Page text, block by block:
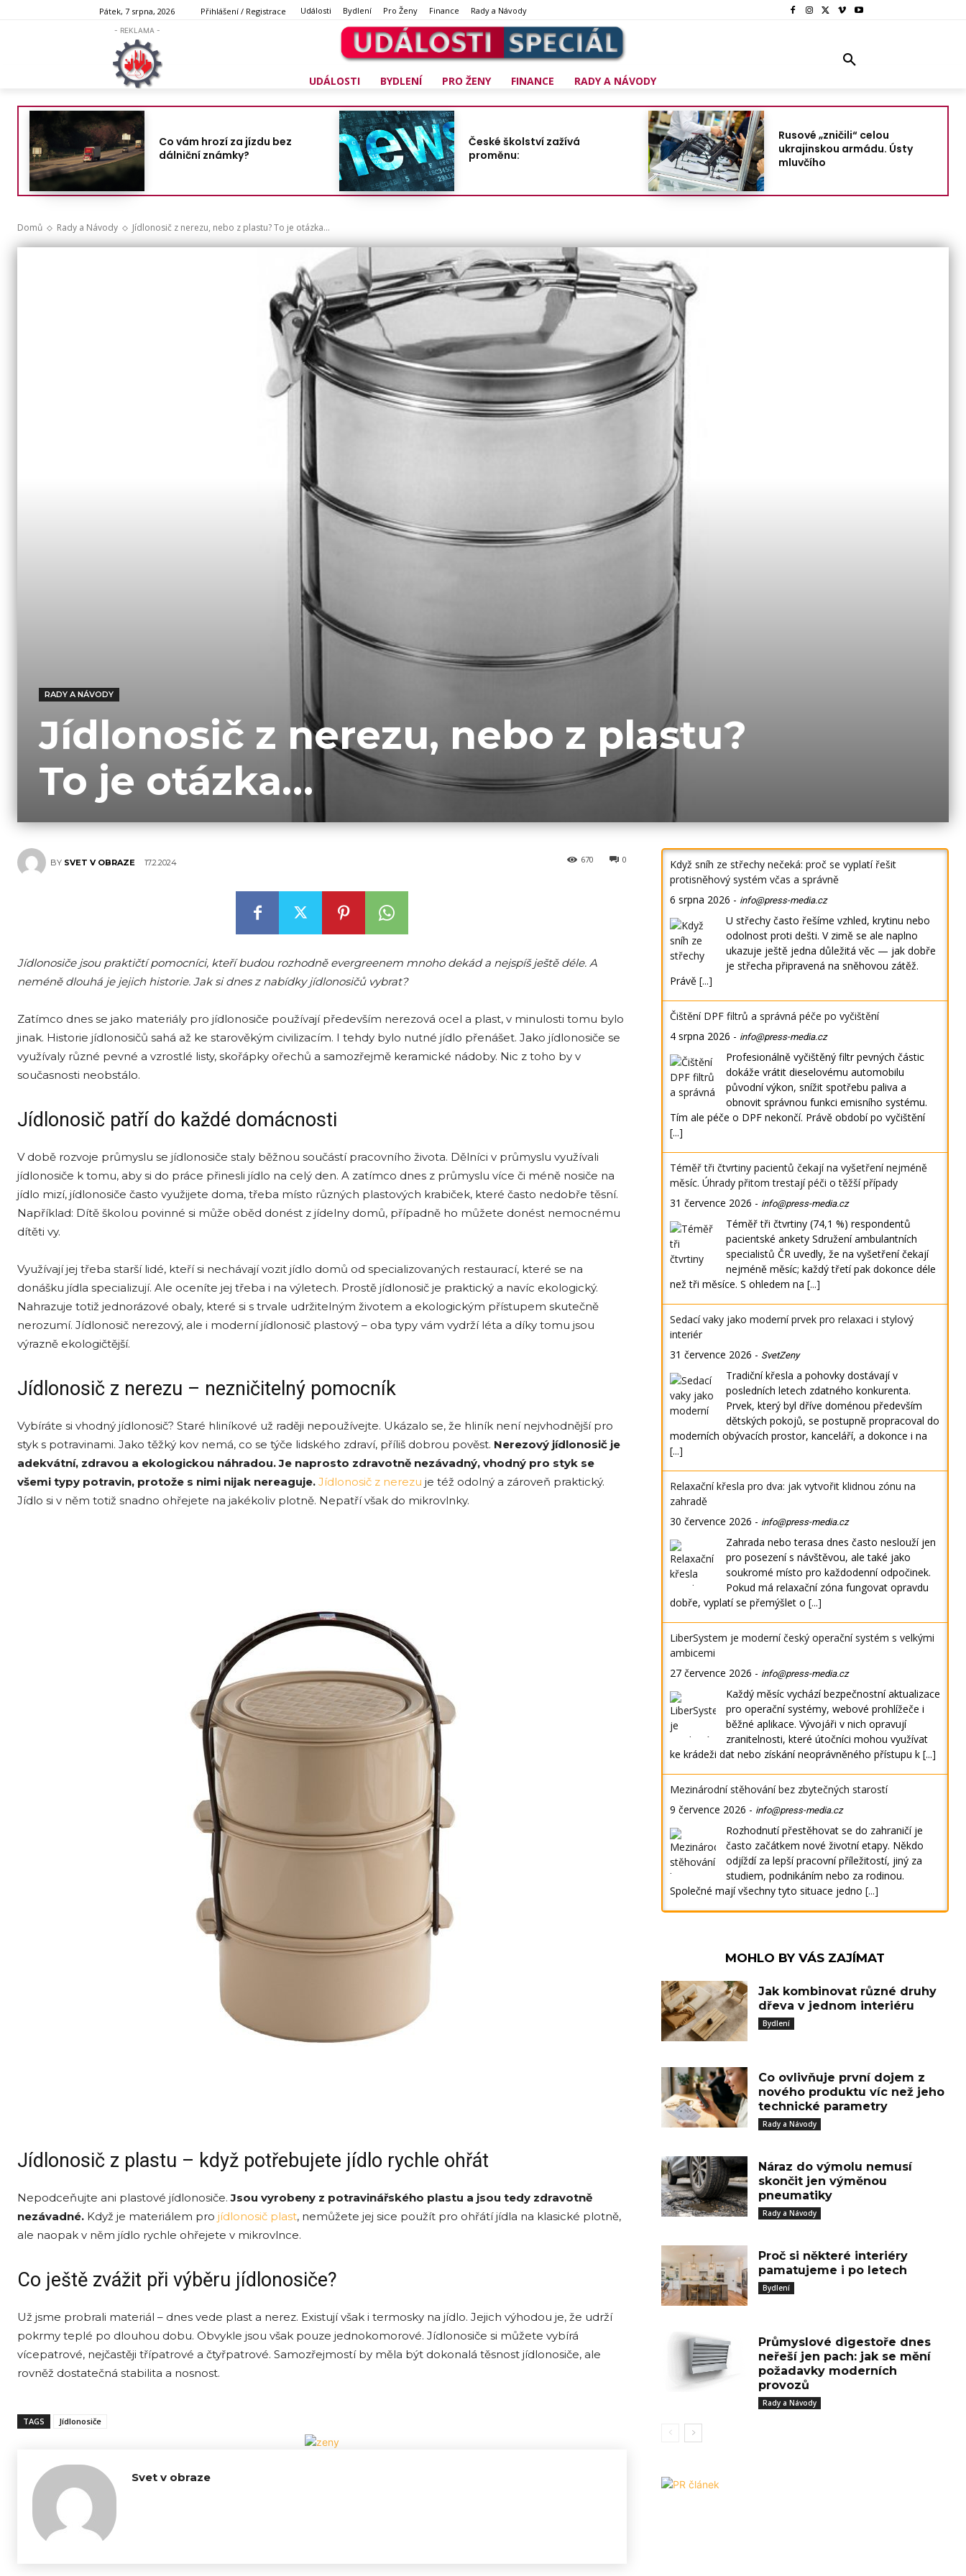
Pátek, 7 srpna, 2026 Přihlášení / Registrace Události Bydlení Pro Ženy Finance Rady a Návody
- REKLAMA -
UDÁLOSTI BYDLENÍ PRO ŽENY FINANCE RADY A NÁVODY
Co vám hrozí za jízdu bez
dálniční známky?
České školství zažívá
proměnu:
Rusové „zničili“ celou
ukrajinskou armádu. Ústy
mluvčího
Domů Rady a Návody Jídlonosič z nerezu, nebo z plastu? To je otázka…
RADY A NÁVODY
Jídlonosič z nerezu, nebo z plastu?
To je otázka…
BY SVET V OBRAZE 17.2.2024 0
670
Jídlonosiče jsou praktičtí pomocníci, kteří budou rozhodně evergreenem mnoho dekád a nejspíš ještě déle. A
neméně dlouhá je jejich historie. Jak si dnes z nabídky jídlonosičů vybrat?
Zatímco dnes se jako materiály pro jídlonosiče používají především nerezová ocel a plast, v minulosti tomu bylo
jinak. Historie jídlonosičů sahá až ke starověkým civilizacím. I tehdy bylo nutné jídlo přenášet. Jako jídlonosiče se
využívaly různé pevné a vzrostlé listy, skořápky ořechů a samozřejmě keramické nádoby. Nic z toho by v
současnosti neobstálo.
Jídlonosič patří do každé domácnosti
V době rozvoje průmyslu se jídlonosiče staly běžnou součástí pracovního života. Dělníci v průmyslu využívali
jídlonosiče k tomu, aby si do práce přinesli jídlo na celý den. A zatímco dnes z průmyslu více či méně nosiče na
jídlo mizí, jídlonosiče často využijete doma, třeba místo různých plastových krabiček, které často nedobře těsní.
Například: Dítě školou povinné si může oběd donést z jídelny domů, případně ho můžete donést nemocnému
dítěti vy.
Využívají jej třeba starší lidé, kteří si nechávají vozit jídlo domů od specializovaných restaurací, které se na
donášku jídla specializují. Ale oceníte jej třeba i na výletech. Prostě jídlonosič je praktický a navíc ekologický.
Nahrazuje totiž jednorázové obaly, které si s trvale udržitelným životem a ekologickým přístupem skutečně
nerozumí. Jídlonosič nerezový, ale i moderní jídlonosič plastový – oba typy vám vydrží léta a díky tomu jsou
výrazně ekologičtější.
Jídlonosič z nerezu – nezničitelný pomocník
Vybíráte si vhodný jídlonosič? Staré hliníkové už raději nepoužívejte. Ukázalo se, že hliník není nejvhodnější pro
styk s potravinami. Jako těžký kov nemá, co se týče lidského zdraví, příliš dobrou pověst. Nerezový jídlonosič je
adekvátní, zdravou a ekologickou náhradou. Je naprosto zdravotně nezávadný, vhodný pro styk se
všemi typy potravin, protože s nimi nijak nereaguje. Jídlonosič z nerezu je též odolný a zároveň praktický.
Jídlo si v něm totiž snadno ohřejete na jakékoliv plotně. Nepatří však do mikrovlnky.
Jídlonosič z plastu – když potřebujete jídlo rychle ohřát
Nepodceňujte ani plastové jídlonosiče.Jsou vyrobeny z potravinářského plastu a jsou tedy zdravotně
nezávadné. Když je materiálem pro jídlonosič plast, nemůžete jej sice použít pro ohřátí jídla na klasické plotně,
ale naopak v něm jídlo rychle ohřejete v mikrovlnce.
Co ještě zvážit při výběru jídlonosiče?
Už jsme probrali materiál – dnes vede plast a nerez. Existují však i termosky na jídlo. Jejich výhodou je, že udrží
pokrmy teplé po dlouhou dobu. Obvykle jsou však pouze jednokomorové. Jídlonosiče si můžete vybírá
vícepatrové, nejčastěji třípatrové a čtyřpatrové. Samozřejmostí by měla být dokonalá těsnost jídlonosiče, ale
rovněž dostatečná stabilita a nosnost.
TAGS Jídlonosiče
Svet v obraze
Když sníh ze střechy nečeká: proč se vyplatí řešit
protisněhový systém včas a správně
6 srpna 2026 - info@press-media.cz
U střechy často řešíme vzhled, krytinu nebo
odolnost proti dešti. V zimě se ale naplno
ukazuje ještě jedna důležitá věc — jak dobře
je střecha připravená na sněhovou zátěž.
Právě [...]
Čištění DPF filtrů a správná péče po vyčištění
4 srpna 2026 - info@press-media.cz
Profesionálně vyčištěný filtr pevných částic
dokáže vrátit dieselovému automobilu
původní výkon, snížit spotřebu paliva a
obnovit správnou funkci emisního systému.
Tím ale péče o DPF nekončí. Právě období po vyčištění
[...]
Téměř tři čtvrtiny pacientů čekají na vyšetření nejméně
měsíc. Úhrady přitom trestají péči o těžší případy
31 července 2026 - info@press-media.cz
Téměř tři čtvrtiny (74,1 %) respondentů
pacientské ankety Sdružení ambulantních
specialistů ČR uvedly, že na vyšetření čekají
nejméně měsíc; každý třetí pak dokonce déle
než tři měsíce. S ohledem na [...]
Sedací vaky jako moderní prvek pro relaxaci i stylový
interiér
31 července 2026 - SvetZeny
Tradiční křesla a pohovky dostávají v
posledních letech zdatného konkurenta.
Prvek, který byl dříve doménou především
dětských pokojů, se postupně propracoval do
moderních obývacích prostor, kanceláří, a dokonce i na
[...]
Relaxační křesla pro dva: jak vytvořit klidnou zónu na
zahradě
30 července 2026 - info@press-media.cz
Zahrada nebo terasa dnes často neslouží jen
pro posezení s návštěvou, ale také jako
soukromé místo pro každodenní odpočinek.
Pokud má relaxační zóna fungovat opravdu
dobře, vyplatí se přemýšlet o [...]
LiberSystem je moderní český operační systém s velkými
ambicemi
27 července 2026 - info@press-media.cz
Každý měsíc vychází bezpečnostní aktualizace
pro operační systémy, webové prohlížeče i
běžné aplikace. Vývojáři v nich opravují
zranitelnosti, které útočníci mohou využívat
ke krádeži dat nebo získání neoprávněného přístupu k [...]
Mezinárodní stěhování bez zbytečných starostí
9 července 2026 - info@press-media.cz
Rozhodnutí přestěhovat se do zahraničí je
často začátkem nové životní etapy. Někdo
odjíždí za lepší pracovní příležitostí, jiný za
studiem, podnikáním nebo za rodinou.
Společné mají všechny tyto situace jedno [...]
MOHLO BY VÁS ZAJÍMAT
Jak kombinovat různé druhy
dřeva v jednom interiéru
Bydlení
Co ovlivňuje první dojem z
nového produktu víc než jeho
technické parametry
Rady a Návody
Náraz do výmolu nemusí
skončit jen výměnou
pneumatiky
Rady a Návody
Proč si některé interiéry
pamatujeme i po letech
Bydlení
Průmyslové digestoře dnes
neřeší jen pach: jak se mění
požadavky moderních
provozů
Rady a Návody